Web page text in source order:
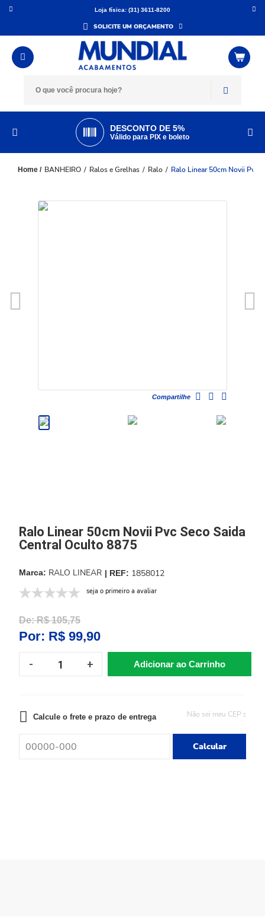
Loja física: (31) 3611-8200
SOLICITE UM ORÇAMENTO
DESCONTO DE 5%
Válido para PIX e boleto
BANHEIRO Ralos e Grelhas Ralo Ralo Linear 50cm Novii Pvc
Compartilhe
Ralo Linear 50cm Novii Pvc Seco Saida
Central Oculto 8875
RALO LINEAR 1858012
seja o primeiro a avaliar
De:R$ 105,75
Por: R$ 99,90
Adicionar ao Carrinho
Calcule o frete e prazo de entrega Não sei meu CEP
Calcular